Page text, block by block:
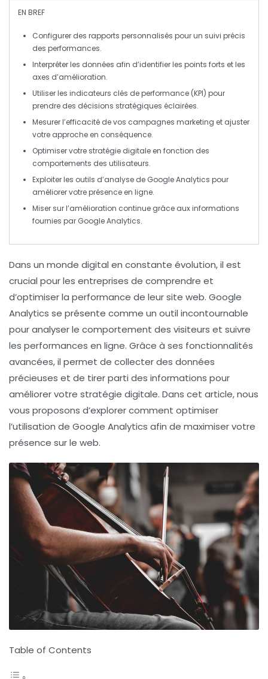
EN BREF
Configurer des rapports personnalisés pour un suivi précis
des performances.
Interpréter les données afin d’identifier les points forts et les
axes d’amélioration.
Utiliser les indicateurs clés de performance (KPI) pour
prendre des décisions stratégiques éclairées.
Mesurer l’efficacité de vos campagnes marketing et ajuster
votre approche en conséquence.
Optimiser votre stratégie digitale en fonction des
comportements des utilisateurs.
Exploiter les outils d’analyse de Google Analytics pour
améliorer votre présence en ligne.
Miser sur l’amélioration continue grâce auxinformations
fournies par Google Analytics.
Dans un monde digital en constante évolution, il est
crucial pour les entreprises de comprendre et
d’optimiser la performance de leur site web. Google
Analytics se présente comme un outil incontournable
pour analyser le comportement des visiteurs et suivre
les performances en ligne. Grâce à ses fonctionnalités
avancées, il permet de collecter des données
précieuses et de tirer parti des informations pour
améliorer votre stratégie digitale. Dans cet article, nous
vous proposons d’explorer comment optimiser
l’utilisation de Google Analytics afin de maximiser votre
présence sur le web.
Table of Contents